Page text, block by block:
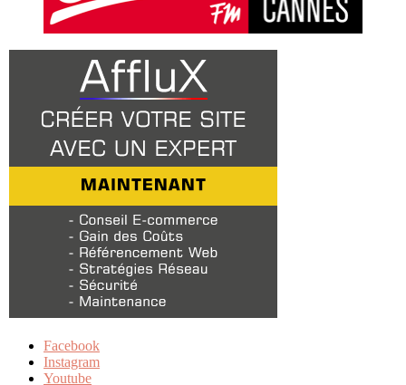
Facebook
Instagram
Youtube